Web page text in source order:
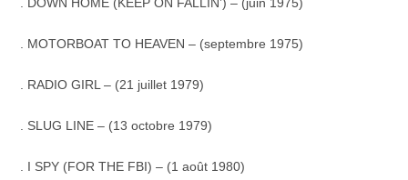
. MOTORBOAT TO HEAVEN – (septembre 1975)
. RADIO GIRL – (21 juillet 1979)
. SLUG LINE – (13 octobre 1979)
. I SPY (FOR THE FBI) – (1 août 1980)